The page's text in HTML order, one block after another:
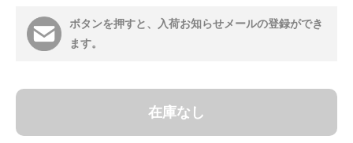
ボタンを押すと、入荷お知らせメールの登録ができ
ます。
在庫なし